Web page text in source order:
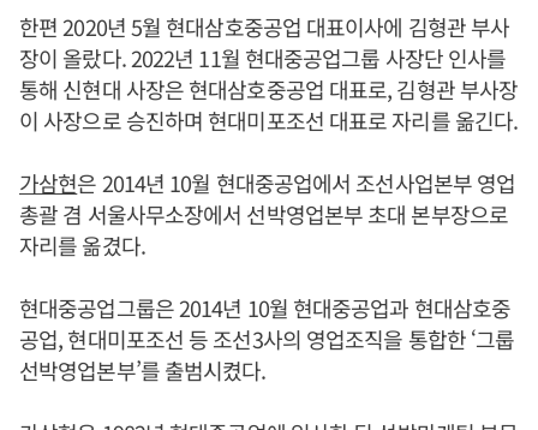
한편 2020년 5월 현대삼호중공업 대표이사에 김형관 부사
장이 올랐다. 2022년 11월 현대중공업그룹 사장단 인사를
통해 신현대 사장은 현대삼호중공업 대표로, 김형관 부사장
이 사장으로 승진하며 현대미포조선 대표로 자리를 옮긴다.
가삼현은 2014년 10월 현대중공업에서 조선사업본부 영업
총괄 겸 서울사무소장에서 선박영업본부 초대 본부장으로
자리를 옮겼다.
현대중공업그룹은 2014년 10월 현대중공업과 현대삼호중
공업, 현대미포조선 등 조선3사의 영업조직을 통합한 ‘그룹
선박영업본부’를 출범시켰다.